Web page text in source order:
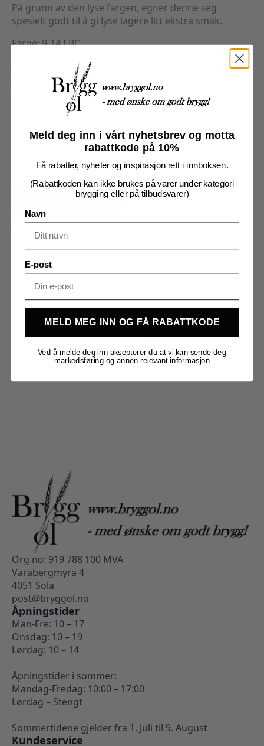
På grunn av den lyse fargen, egner denne seg
spesielt godt til å gi lyse lagere litt ekstra smak.
Farge: 9-14 EBC
Produsent: Viking Malt
Link til produsents nettside
Velg behandling* Golden
Ale
(EBC
14)
Legg I Handlekurv
Produktnummer:160205
Kategorier:Basismalt
Vekt 0,200 kg
Org.no: 919 788 100 MVA
Varabergmyra 4
4051 Sola
post@bryggol.no
Åpningstider
Man-Fre: 10 – 17
Onsdag: 10 – 19
Lørdag: 10 – 14
Åpningstider i sommer:
Mandag-Fredag: 10:00 – 17:00
Lørdag – Stengt
Sommertidene gjelder fra 1. Juli til 9. August
Kundeservice
Meld deg inn i vårt nyhetsbrev og motta
rabattkode på 10%
Få rabatter, nyheter og inspirasjon rett i innboksen.
(Rabattkoden kan ikke brukes på varer under kategori
brygging eller på tilbudsvarer)
Navn
E-post
MELD MEG INN OG FÅ RABATTKODE
Ved å melde deg inn aksepterer du at vi kan sende deg
markedsføring og annen relevant informasjon